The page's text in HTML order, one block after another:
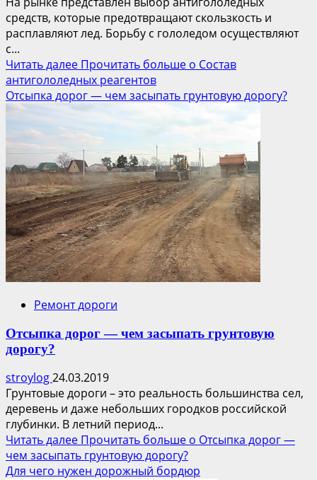
средств, которые предотвращают скользкость и
расплавляют лед. Борьбу с гололедом осуществляют
с...
Читать далее Прочитать больше о Состав
антигололедных реагентов
Отсыпка дорог — чем засыпать грунтовую дорогу?
Ремонт дороги
Отсыпка дорог — чем засыпать грунтовую
дорогу?
stroylog24.03.2019
Грунтовые дороги – это реальность большинства сел,
деревень и даже небольших городков российской
глубинки. В летний период...
Читать далее Прочитать больше о Отсыпка дорог —
чем засыпать грунтовую дорогу?
Для чего нужен дорожный бордюр